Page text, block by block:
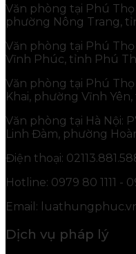
Văn phòng tại Phú Thọ
phường Nông Trang,
Văn phòng tại Phú
Vĩnh Phúc, tỉnh Phú
Văn phòng tại Phú
Khai, phường Vĩnh
Văn phòng tại Hà Nội:
Linh Đàm, phường
Điện thoại:
Hotline: 0979 80 1111 -
Email:
Dịch vụ pháp lý